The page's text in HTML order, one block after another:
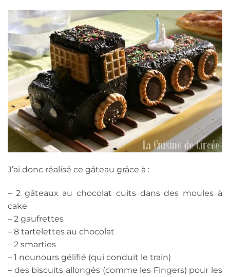
J’ai donc réalisé ce gâteau grâce à :
– 2 gâteaux au chocolat cuits dans des moules à
cake
– 2 gaufrettes
– 8 tartelettes au chocolat
– 2 smarties
– 1 nounours gélifié (qui conduit le train)
– des biscuits allongés (comme les Fingers) pour les